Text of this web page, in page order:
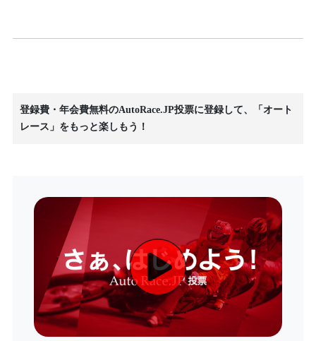
登録費・年会費無料のAutoRace.JP投票に登録して、「オート
レース」をもっと楽しもう！